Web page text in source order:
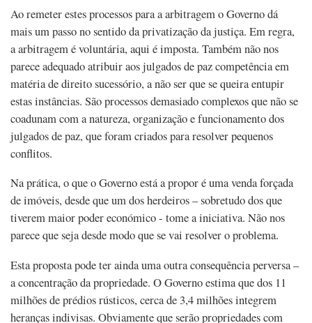
Ao remeter estes processos para a arbitragem o Governo dá
mais um passo no sentido da privatização da justiça. Em regra,
a arbitragem é voluntária, aqui é imposta. Também não nos
parece adequado atribuir aos julgados de paz competência em
matéria de direito sucessório, a não ser que se queira entupir
estas instâncias. São processos demasiado complexos que não se
coadunam com a natureza, organização e funcionamento dos
julgados de paz, que foram criados para resolver pequenos
conflitos.
Na prática, o que o Governo está a propor é uma venda forçada
de imóveis, desde que um dos herdeiros – sobretudo dos que
tiverem maior poder económico - tome a iniciativa. Não nos
parece que seja desde modo que se vai resolver o problema.
Esta proposta pode ter ainda uma outra consequência perversa –
a concentração da propriedade. O Governo estima que dos 11
milhões de prédios rústicos, cerca de 3,4 milhões integrem
heranças indivisas. Obviamente que serão propriedades com